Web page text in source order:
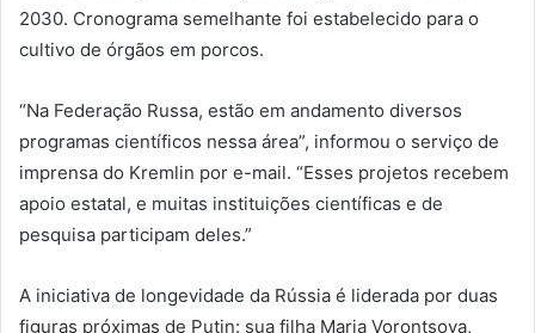
2030. Cronograma semelhante foi estabelecido para o
cultivo de órgãos em porcos.
“Na Federação Russa, estão em andamento diversos
programas científicos nessa área”, informou o serviço de
imprensa do Kremlin por e-mail. “Esses projetos recebem
apoio estatal, e muitas instituições científicas e de
pesquisa participam deles.”
A iniciativa de longevidade da Rússia é liderada por duas
figuras próximas de Putin: sua filha Maria Vorontsova,